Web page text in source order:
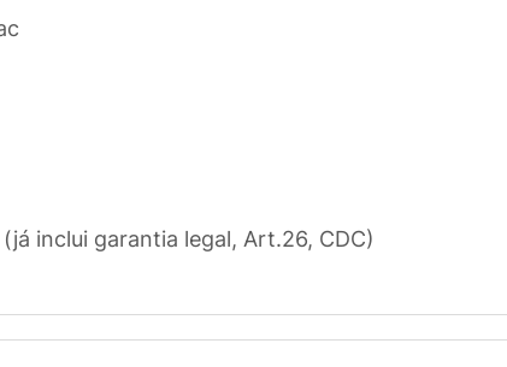
inclui garantia legal, Art.26, CDC)